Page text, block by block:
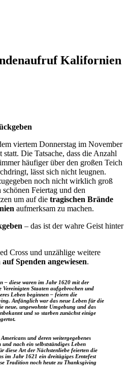
Kalifornien
viertem Donnerstag im November
statt. Die Tatsache, dass die Anzahl
häufiger über den großen Teich
lässt sich nicht leugnen.
noch nicht wirklich groß
Feiertag und den
um auf die tragischen Brände
aufmerksam zu machen.
– das ist der wahre Geist hinter
Cross und unzählige weitere
auf Spenden angewiesen.
– diese waren im Jahr 1620 mit der
Staaten aufgebrochen und
Leben beginnen – feiern die
Anfänglich war das neue Leben für die
neue, ungewohnte Umgebung und das
und so starben zunächst einige
und deren weitergegebenes
nach ein selbstständiges Leben
diese Art der Nächstenliebe feierten die
im Jahr 1621 ein dreitägiges Erntefest
Tradition noch heute zu Thanksgiving